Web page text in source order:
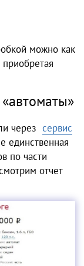
можно как
через сервис
единственная
по части
отчет